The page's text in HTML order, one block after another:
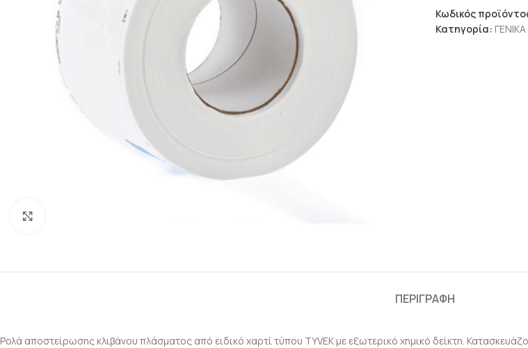
Κωδικός
Κατηγορία:
ΠΕΡΙΓΡΑΦΉ
Ρολά αποστείρωσης κλιβάνου πλάσματος από ειδικό χαρτί τύπου TYVEK με εξωτερικό χημικό δείκτη.